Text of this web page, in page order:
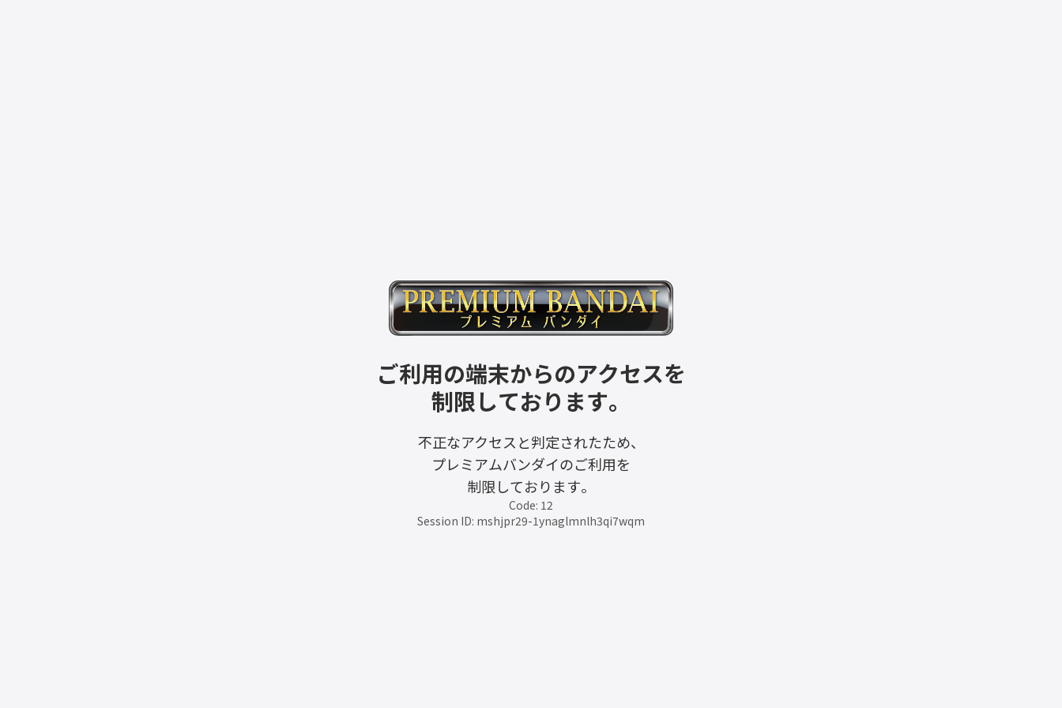
ご利用の端末からのアクセスを
制限しております。
不正なアクセスと判定されたため、
プレミアムバンダイのご利用を
制限しております。
Code: 12
Session ID: mshjpr29-1ynaglmnlh3qi7wqm